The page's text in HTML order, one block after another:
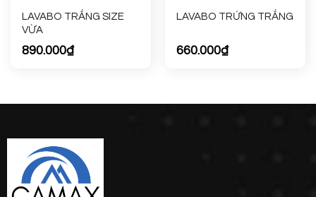
LAVABO TRẮNG SIZE
VỪA
890.000₫
LAVABO TRỨNG TRẮNG
660.000₫